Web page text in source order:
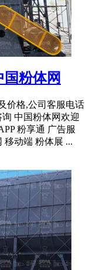
粉体网
价格,公司客服电话
中国粉体网欢迎
粉享通 广告服
移动端 粉体展 ...